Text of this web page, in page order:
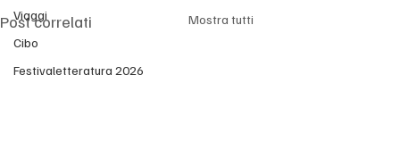
Viaggi
Cibo
Festivaletteratura 2026
Post correlati Mostra tutti